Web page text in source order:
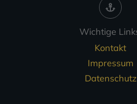
Wichtige
Kontakt
Impressum
Datenschutz